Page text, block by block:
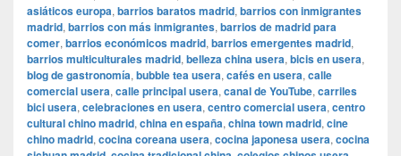
asiáticos europa, barrios baratos madrid, barrios con inmigrantes
madrid, barrios con más inmigrantes, barrios de madrid para
comer, barrios económicos madrid, barrios emergentes madrid,
barrios multiculturales madrid, belleza china usera, bicis en usera,
blog de gastronomía, bubble tea usera, cafés en usera, calle
comercial usera, calle principal usera, canal de YouTube, carriles
bici usera, celebraciones en usera, centro comercial usera, centro
cultural chino madrid, china en españa, china town madrid, cine
chino madrid, cocina coreana usera, cocina japonesa usera, cocina